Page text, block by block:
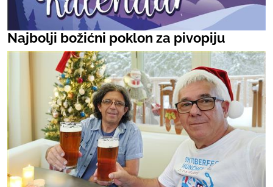
Najbolji božićni poklon za pivopiju